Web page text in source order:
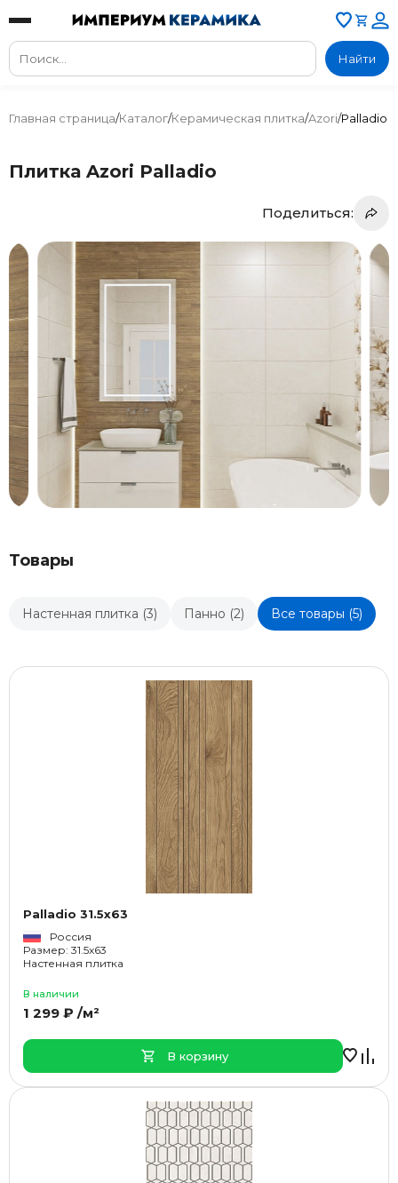
Найти
Главная страница/Каталог/Керамическая плитка/Azori/Palladio
Плитка Azori Palladio
Поделиться:
Товары
Настенная плитка (3) Панно (2) Все товары (5)
Palladio 31.5x63
Россия
Размер: 31.5x63
Настенная плитка
В наличии
1 299 ₽ /м²
В корзину